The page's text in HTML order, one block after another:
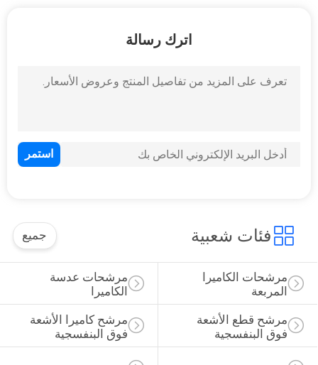
اترك رسالة
فئات شعبية جميع
مرشحات عدسة
الكاميرا
مرشحات الكاميرا
المربعة
مرشح كاميرا الأشعة
فوق البنفسجية
مرشح قطع الأشعة
فوق البنفسجية